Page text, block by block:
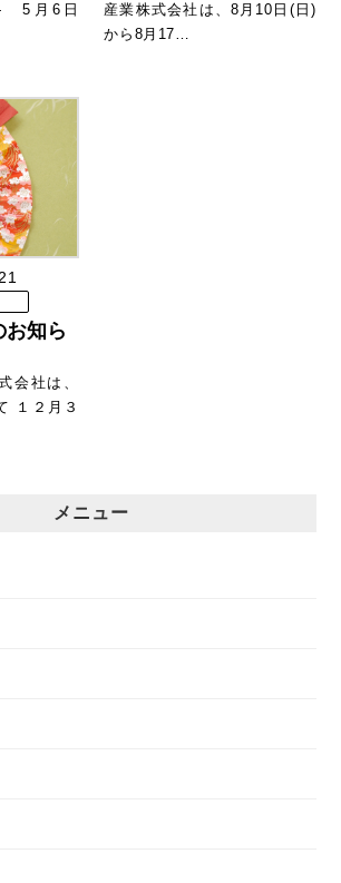
5月6日
産業株式会社は、8月10日(日)
から8月17…
お知ら
会社は、
１２月３
メニュー